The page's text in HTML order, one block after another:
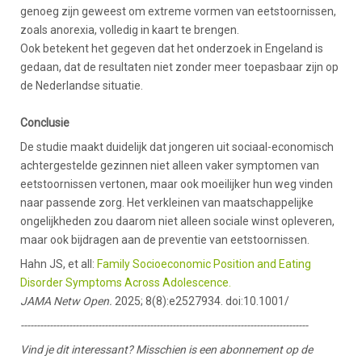
genoeg zijn geweest om extreme vormen van eetstoornissen,
zoals anorexia, volledig in kaart te brengen.
Ook betekent het gegeven dat het onderzoek in Engeland is
gedaan, dat de resultaten niet zonder meer toepasbaar zijn op
de Nederlandse situatie.
Conclusie
De studie maakt duidelijk dat jongeren uit sociaal-economisch
achtergestelde gezinnen niet alleen vaker symptomen van
eetstoornissen vertonen, maar ook moeilijker hun weg vinden
naar passende zorg. Het verkleinen van maatschappelijke
ongelijkheden zou daarom niet alleen sociale winst opleveren,
maar ook bijdragen aan de preventie van eetstoornissen.
Hahn JS, et all: Family Socioeconomic Position and Eating
Disorder Symptoms Across Adolescence.
JAMA Netw Open. 2025; 8(8):e2527934. doi:10.1001/
-----------------------------------------------------------------------------------------
Vind je dit interessant? Misschien is een abonnement op de